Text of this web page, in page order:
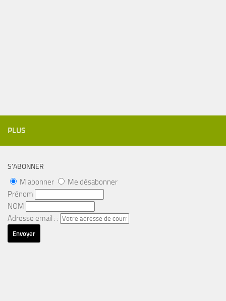
PLUS
S’ABONNER
M'abonner
Me désabonner
Prénom
NOM
Adresse email : :